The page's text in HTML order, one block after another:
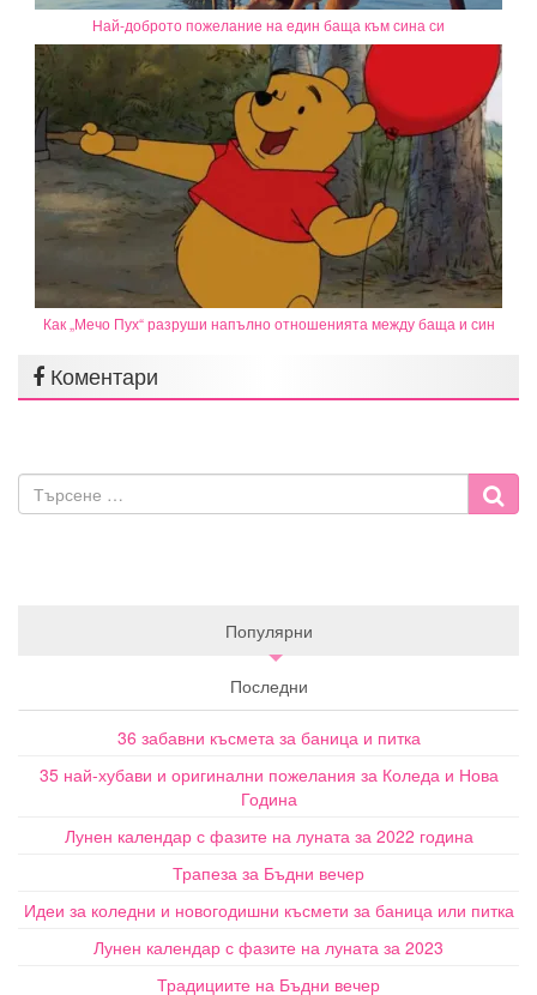
Най-доброто пожелание на един баща към сина си
Как „Мечо Пух“ разруши напълно отношенията между баща и син
Коментари
Популярни
Последни
36 забавни късмета за баница и питка
35 най-хубави и оригинални пожелания за Коледа и Нова
Година
Лунен календар с фазите на луната за 2022 година
Трапеза за Бъдни вечер
Идеи за коледни и новогодишни късмети за баница или питка
Лунен календар с фазите на луната за 2023
Традициите на Бъдни вечер